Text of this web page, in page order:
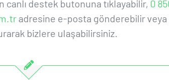
canlı destek butonuna tıklayabilir, 0
adresine e-posta gönderebilir veya
bizlere ulaşabilirsiniz.